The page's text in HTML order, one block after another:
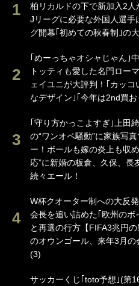
柏リカルドの下で新加入2人
Jリーグに必要な外国人選手
グ開幕｢初めての秋春制｣の
｢めーっちゃオシャじゃん｣
トッティも愛した名門ロー
ェイユニが大評判！｢カッコ
なデザイン｣｢今年は2nd買お
｢守り方かっこよすぎ｣上田
の“ワンオペ騒動”に家族写
ー！ボールも嫁の炎上も収
応”に新婚の板倉、久保、長
続々エール！
W杯クオーター制への大反
会長を追い詰めた｢欧州のボ
と再選の行方【FIFA3兆円
のオウンゴール、来年3月の
(3)
サッカーくじ｢toto予想｣(第